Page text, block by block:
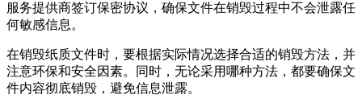
服务提供商签订保密协议，确保文件在销毁过程中不会泄露任
何敏感信息。
在销毁纸质文件时，要根据实际情况选择合适的销毁方法，并
注意环保和安全因素。同时，无论采用哪种方法，都要确保文
件内容彻底销毁，避免信息泄露。